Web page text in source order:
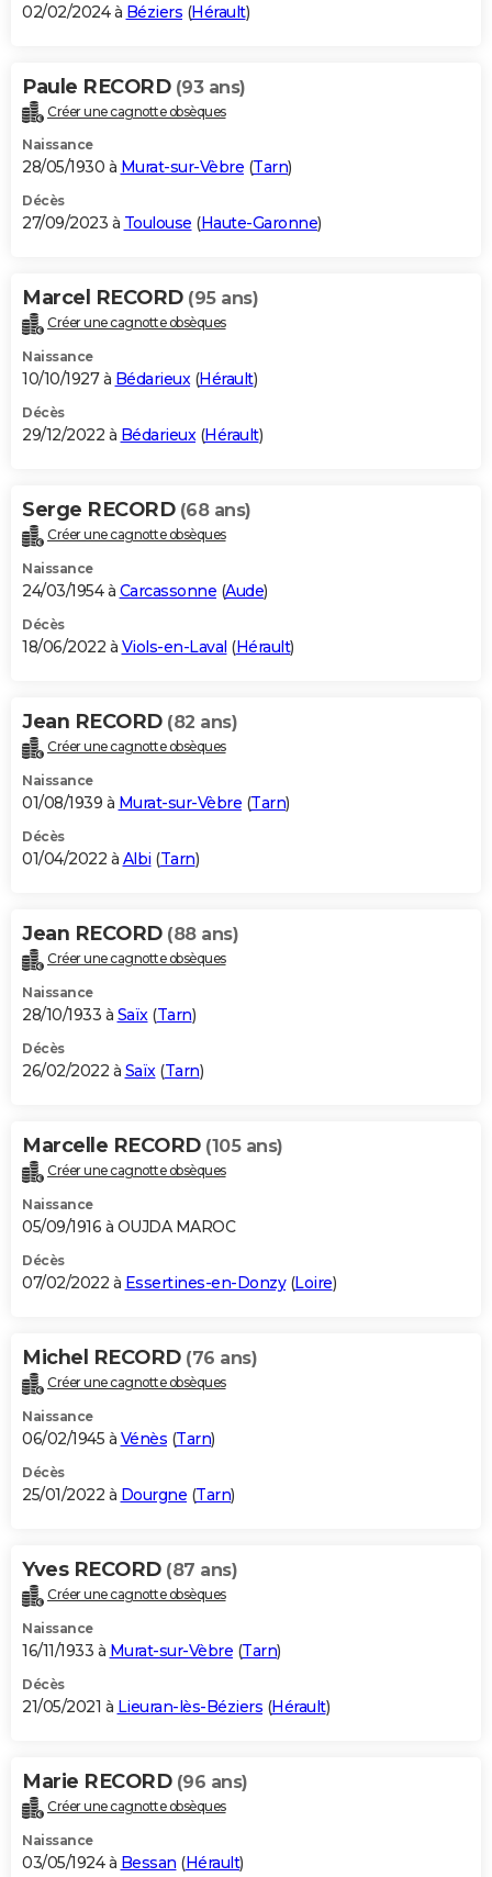
02/02/2024 à Béziers (Hérault)
Paule RECORD (93 ans)
Créer une cagnotte obsèques
Naissance
28/05/1930 à Murat-sur-Vèbre (Tarn)
Décès
27/09/2023 à Toulouse (Haute-Garonne)
Marcel RECORD (95 ans)
Créer une cagnotte obsèques
Naissance
10/10/1927 à Bédarieux(Hérault)
Décès
29/12/2022 à Bédarieux(Hérault)
Serge RECORD (68 ans)
Créer une cagnotte obsèques
Naissance
24/03/1954 à Carcassonne (Aude)
Décès
18/06/2022 à Viols-en-Laval (Hérault)
Jean RECORD (82 ans)
Créer une cagnotte obsèques
Naissance
01/08/1939 à Murat-sur-Vèbre (Tarn)
Décès
01/04/2022 à Albi (Tarn)
Jean RECORD (88 ans)
Créer une cagnotte obsèques
Naissance
28/10/1933 à Saïx(Tarn)
Décès
26/02/2022 à Saïx(Tarn)
Marcelle RECORD (105 ans)
Créer une cagnotte obsèques
Naissance
05/09/1916 à OUJDA MAROC
Décès
07/02/2022 à Essertines-en-Donzy(Loire)
Michel RECORD (76 ans)
Créer une cagnotte obsèques
Naissance
06/02/1945 à Vénès (Tarn)
Décès
25/01/2022 à Dourgne (Tarn)
Yves RECORD (87 ans)
Créer une cagnotte obsèques
Naissance
16/11/1933 à Murat-sur-Vèbre (Tarn)
Décès
21/05/2021 à Lieuran-lès-Béziers (Hérault)
Marie RECORD (96 ans)
Créer une cagnotte obsèques
Naissance
03/05/1924 à Bessan (Hérault)